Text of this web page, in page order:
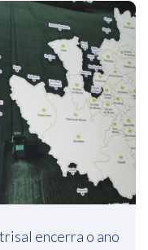
encerra o ano